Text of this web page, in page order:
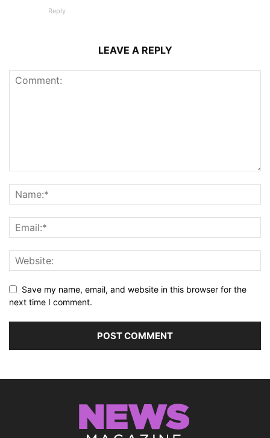
Reply
LEAVE A REPLY
Save my name, email, and website in this browser for the
next time I comment.